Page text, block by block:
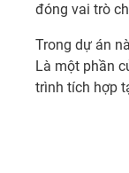
đóng vai trò
Trong dự án
Là một phần
trình tích hợp